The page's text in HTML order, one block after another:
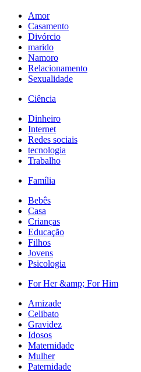
Amor
Casamento
Divórcio
marido
Namoro
Relacionamento
Sexualidade
Ciência
Dinheiro
Internet
Redes sociais
tecnologia
Trabalho
Família
Bebês
Casa
Crianças
Educação
Filhos
Jovens
Psicologia
For Her &amp; For Him
Amizade
Celibato
Gravidez
Idosos
Maternidade
Mulher
Paternidade